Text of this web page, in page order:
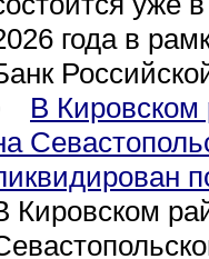
года в
В Кировском
Кировском